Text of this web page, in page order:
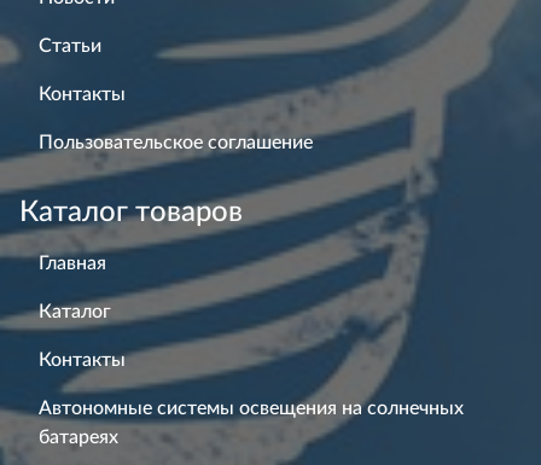
Статьи
Контакты
Пользовательское соглашение
Каталог товаров
Главная
Каталог
Контакты
Автономные системы освещения на солнечных
батареях